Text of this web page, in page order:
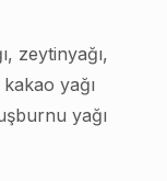
zeytinyağı,
yağı
yağı